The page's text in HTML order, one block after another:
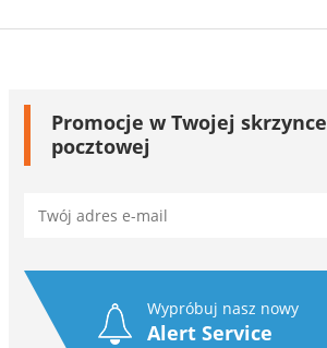
Promocje w Twojej skrzynce
pocztowej
Wypróbuj nasz nowy
Alert Service